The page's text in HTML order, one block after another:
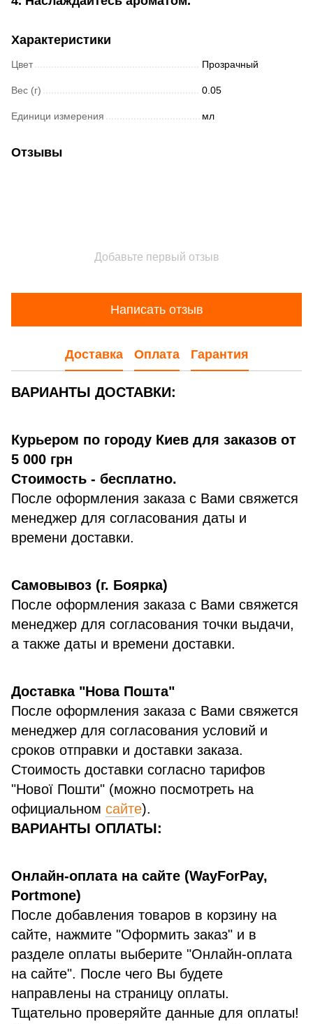
Характеристики
Цвет Прозрачный
Вес (г) 0.05
Единици измерения мл
Отзывы
Добавьте первый отзыв
Написать отзыв
Доставка Оплата Гарантия
ВАРИАНТЫ ДОСТАВКИ:
Курьером по городу Киев для заказов от
5 000 грн
Стоимость - бесплатно.
После оформления заказа с Вами свяжется
менеджер для согласования даты и
времени доставки.
Самовывоз (г. Боярка)
После оформления заказа с Вами свяжется
менеджер для согласования точки выдачи,
а также даты и времени доставки.
Доставка "Нова Пошта"
После оформления заказа с Вами свяжется
менеджер для согласования условий и
сроков отправки и доставки заказа.
Стоимость доставки согласно тарифов
"Нової Пошти" (можно посмотреть на
официальном сайте).
ВАРИАНТЫ ОПЛАТЫ:
Онлайн-оплата на сайте (WayForPay,
Portmone)
После добавления товаров в корзину на
сайте, нажмите "Оформить заказ" и в
разделе оплаты выберите "Онлайн-оплата
на сайте". После чего Вы будете
направлены на страницу оплаты.
Тщательно проверяйте данные для оплаты!